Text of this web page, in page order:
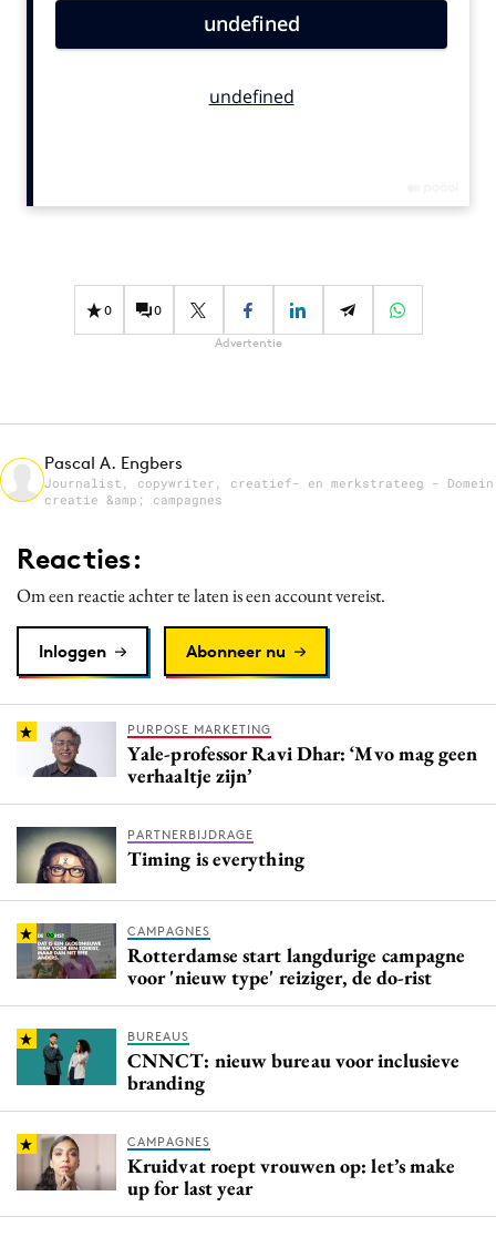
Contentmarketing
Digital transformation
Gedragsverandering
Merkstrategie
Programmatic
Reputatie & crisis
0 0
Advertentie
Pascal A. Engbers
Journalist, copywriter, creatief- en merkstrateeg - Domein
creatie &amp; campagnes
Reacties:
Om een reactie achter te laten is een account vereist.
Inloggen Abonneer nu
PURPOSE MARKETING
Yale-professor Ravi Dhar: ‘Mvo mag geen
verhaaltje zijn’
PARTNERBIJDRAGE
Timing is everything
CAMPAGNES
Rotterdamse start langdurige campagne
voor 'nieuw type' reiziger, de do-rist
BUREAUS
CNNCT: nieuw bureau voor inclusieve
branding
CAMPAGNES
Kruidvat roept vrouwen op: let’s make
up for last year